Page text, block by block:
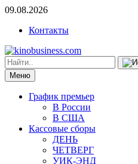
09.08.2026
Контакты
Меню
График премьер
В России
В США
Кассовые сборы
ДЕНЬ
ЧЕТВЕРГ
УИК-ЭНД